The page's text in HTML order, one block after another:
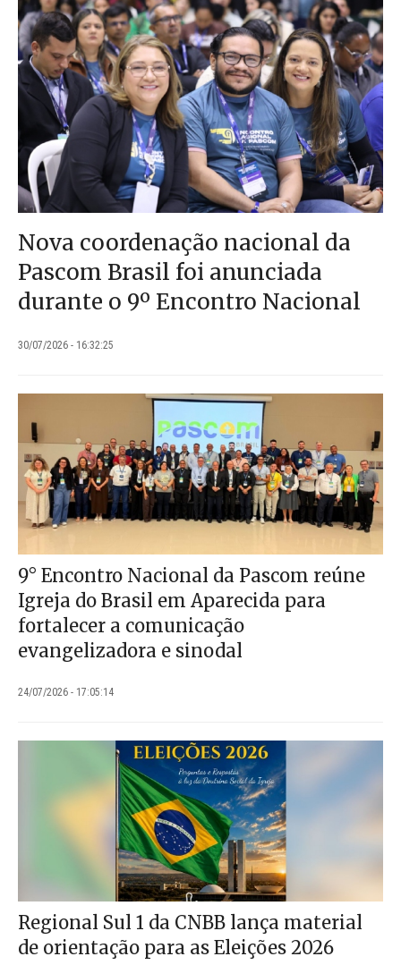
Nova coordenação nacional da
Pascom Brasil foi anunciada
durante o 9º Encontro Nacional
30/07/2026 - 16:32:25
9° Encontro Nacional da Pascom reúne
Igreja do Brasil em Aparecida para
fortalecer a comunicação
evangelizadora e sinodal
24/07/2026 - 17:05:14
Regional Sul 1 da CNBB lança material
de orientação para as Eleições 2026